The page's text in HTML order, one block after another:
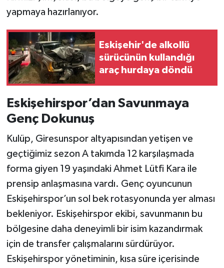
yapmaya hazırlanıyor.
Eskişehir'de alkollü
sürücünün kullandığı
araç hurdaya döndü
Eskişehirspor’dan Savunmaya
Genç Dokunuş
Kulüp, Giresunspor altyapısından yetişen ve
geçtiğimiz sezon A takımda 12 karşılaşmada
forma giyen 19 yaşındaki Ahmet Lütfi Kara ile
prensip anlaşmasına vardı. Genç oyuncunun
Eskişehirspor’un sol bek rotasyonunda yer alması
bekleniyor. Eskişehirspor ekibi, savunmanın bu
bölgesine daha deneyimli bir isim kazandırmak
için de transfer çalışmalarını sürdürüyor.
Eskişehirspor yönetiminin, kısa süre içerisinde